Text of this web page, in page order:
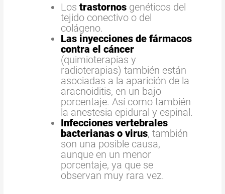
Lostrastornos genéticos del
tejido conectivo o del
colágeno.
Las inyecciones de fármacos
contra el cáncer
(quimioterapias y
radioterapias) también están
asociadas a la aparición de la
aracnoiditis, en un bajo
porcentaje. Así como también
la anestesia epidural y espinal.
Infecciones vertebrales
bacterianas o virus, también
son una posible causa,
aunque en un menor
porcentaje, ya que se
observan muy rara vez.